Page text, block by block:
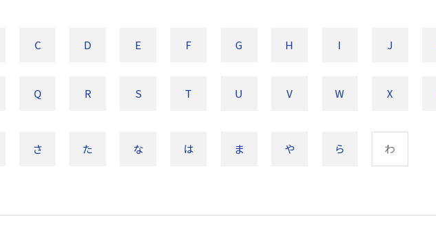
C D E F G H I J
Q R S T U V W X
さ た な は ま や ら わ